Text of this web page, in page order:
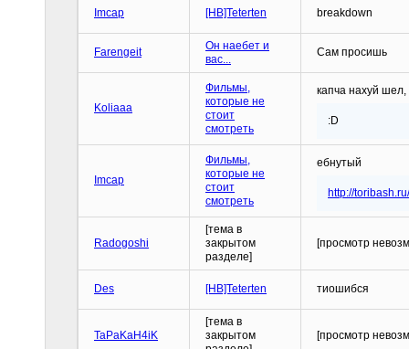
Imcap [HB]Teterten breakdown
Farengeit
Он наебет и
вас...
Сам просишь
Koliaaa
Фильмы,
которые не
стоит
смотреть
капча нахуй
:D
Imcap
Фильмы,
которые не
стоит
смотреть
ебнутый
http://
Radogoshi
[тема в
закрытом
разделе]
[просмотр
Des [HB]Teterten тиошибся
TaPaKaH4iK
[тема в
закрытом
[просмотр